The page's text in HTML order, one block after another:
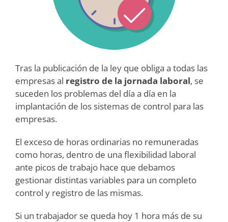
Tras la publicación de la ley que obliga a todas las
empresas al registro de la jornada laboral, se
suceden los problemas del día a día en la
implantación de los sistemas de control para las
empresas.
El exceso de horas ordinarias no remuneradas
como horas, dentro de una flexibilidad laboral
ante picos de trabajo hace que debamos
gestionar distintas variables para un completo
control y registro de las mismas.
Si un trabajador se queda hoy 1 hora más de su